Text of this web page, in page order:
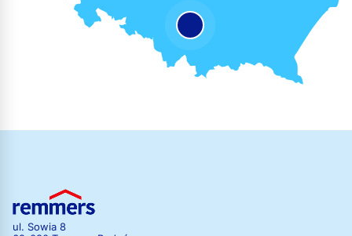
ul. Sowia 8